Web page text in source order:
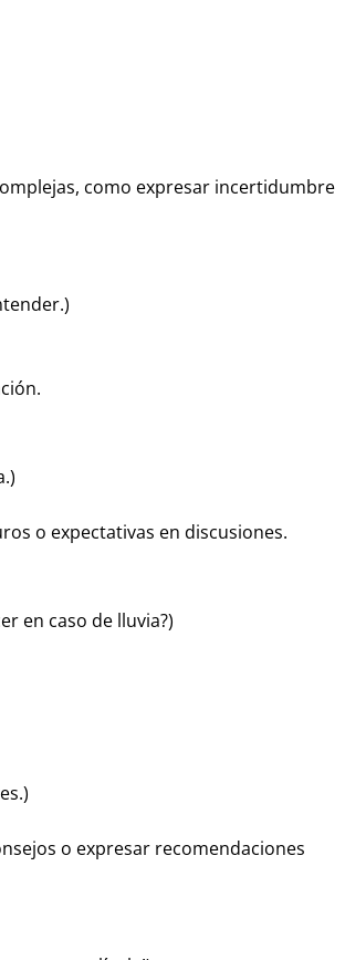
como expresar incertidumbre
o expectativas en discusiones.
en caso de lluvia?)
o expresar recomendaciones